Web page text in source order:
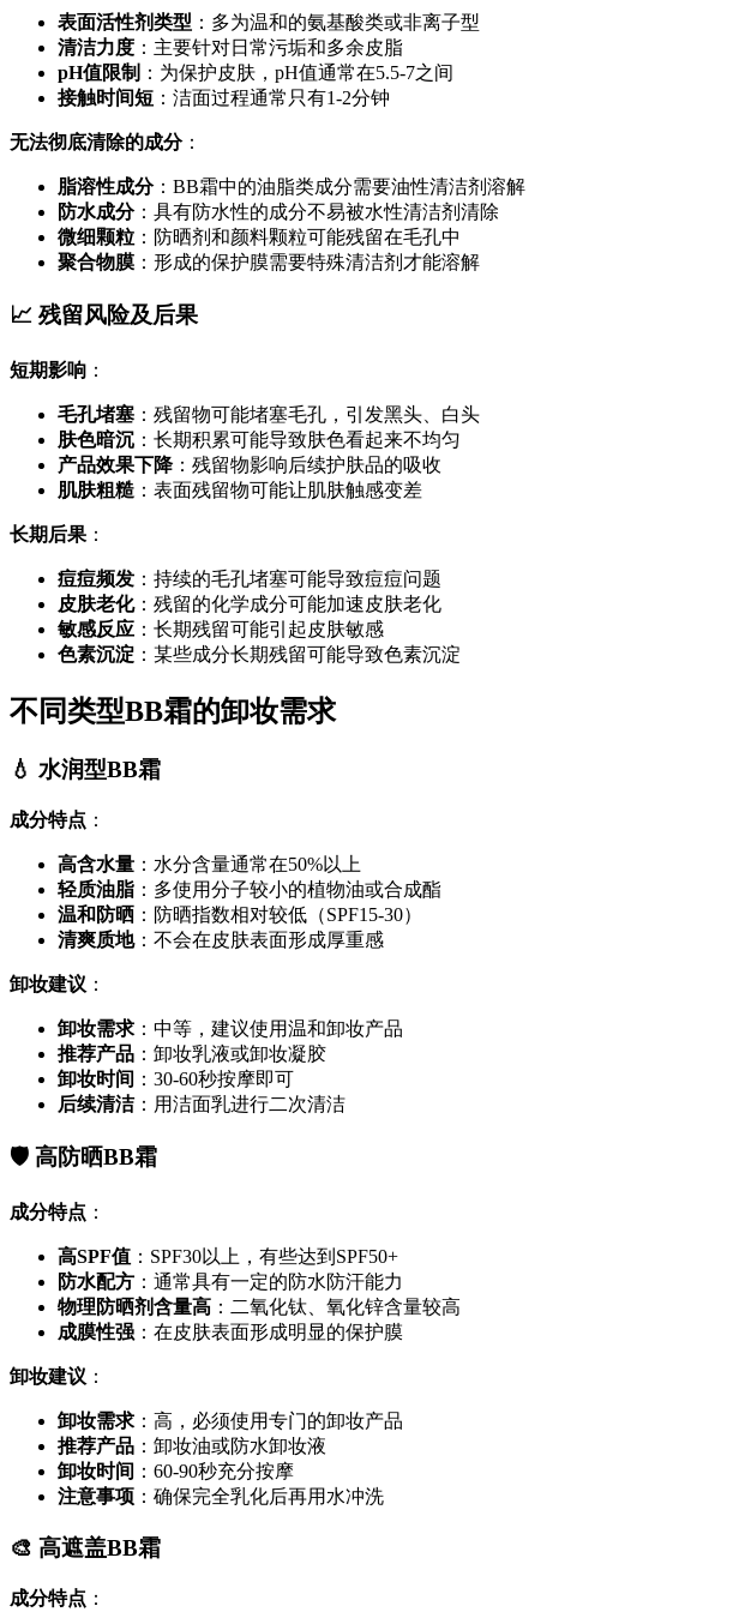
表面活性剂类型 ：多为温和的氨基酸类或非离子型
清洁力度 ：主要针对日常污垢和多余皮脂
pH值限制 ：为保护皮肤，pH值通常在5.5-7之间
接触时间短 ：洁面过程通常只有1-2分钟
无法彻底清除的成分：
脂溶性成分：BB霜中的油脂类成分需要油性清洁剂溶解
防水成分：具有防水性的成分不易被水性清洁剂清除
微细颗粒 ：防晒剂和颜料颗粒可能残留在毛孔中
聚合物膜 ：形成的保护膜需要特殊清洁剂才能溶解
📈 残留风险及后果
短期影响 ：
毛孔堵塞 ：残留物可能堵塞毛孔，引发黑头、白头
肤色暗沉 ：长期积累可能导致肤色看起来不均匀
产品效果下降：残留物影响后续护肤品的吸收
肌肤粗糙 ：表面残留物可能让肌肤触感变差
长期后果：
痘痘频发 ：持续的毛孔堵塞可能导致痘痘问题
皮肤老化：残留的化学成分可能加速皮肤老化
敏感反应 ：长期残留可能引起皮肤敏感
色素沉淀 ：某些成分长期残留可能导致色素沉淀
不同类型BB霜的卸妆需求
💧 水润型BB霜
成分特点 ：
高含水量 ：水分含量通常在50%以上
轻质油脂 ：多使用分子较小的植物油或合成酯
温和防晒 ：防晒指数相对较低（SPF15-30）
清爽质地：不会在皮肤表面形成厚重感
卸妆建议 ：
卸妆需求 ：中等，建议使用温和卸妆产品
推荐产品 ：卸妆乳液或卸妆凝胶
卸妆时间 ：30-60秒按摩即可
后续清洁：用洁面乳进行二次清洁
🛡️ 高防晒BB霜
成分特点 ：
高SPF值 ：SPF30以上，有些达到SPF50+
防水配方 ：通常具有一定的防水防汗能力
物理防晒剂含量高 ：二氧化钛、氧化锌含量较高
成膜性强 ：在皮肤表面形成明显的保护膜
卸妆建议 ：
卸妆需求：高，必须使用专门的卸妆产品
推荐产品 ：卸妆油或防水卸妆液
卸妆时间 ：60-90秒充分按摩
注意事项 ：确保完全乳化后再用水冲洗
🎨 高遮盖BB霜
成分特点 ：